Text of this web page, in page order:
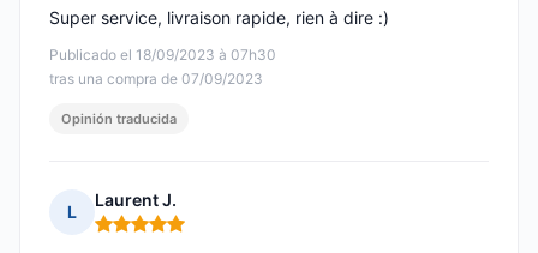
Publicado el 18/09/2023 à 07h30
tras una compra de 07/09/2023
Super service, livraison rapide, rien à dire :)
Opinión traducida
L
Laurent J.
Nota: 5 de 5